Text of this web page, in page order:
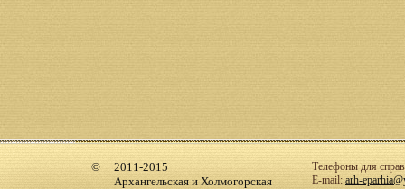
2011-2015
Архангельская и Холмогорская
Телефоны для
E-mail: arh-